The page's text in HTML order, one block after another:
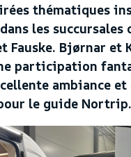
thématiques
les succursales
Fauske. Bjørnar et
participation
ambiance
le guide Nortrip.